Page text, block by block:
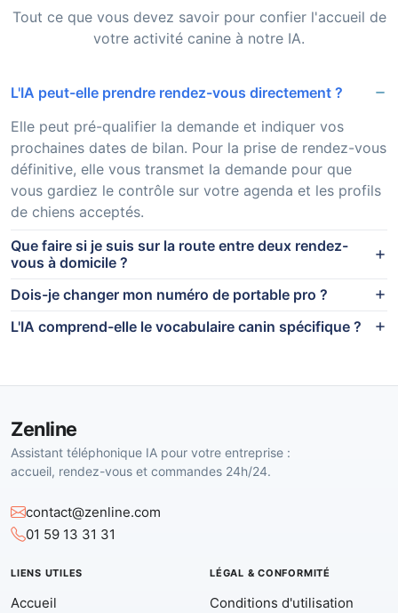
Tout ce que vous devez savoir pour confier l'accueil de
votre activité canine à notre IA.
L'IA peut-elle prendre rendez-vous directement ?
Elle peut pré-qualifier la demande et indiquer vos
prochaines dates de bilan. Pour la prise de rendez-vous
définitive, elle vous transmet la demande pour que
vous gardiez le contrôle sur votre agenda et les profils
de chiens acceptés.
Que faire si je suis sur la route entre deux rendez-
vous à domicile ?
Dois-je changer mon numéro de portable pro ?
L'IA comprend-elle le vocabulaire canin spécifique ?
Zenline
Assistant téléphonique IA pour votre entreprise :
accueil, rendez-vous et commandes 24h/24.
contact@zenline.com
01 59 13 31 31
LIENS UTILES
Accueil
LÉGAL & CONFORMITÉ
Conditions d'utilisation